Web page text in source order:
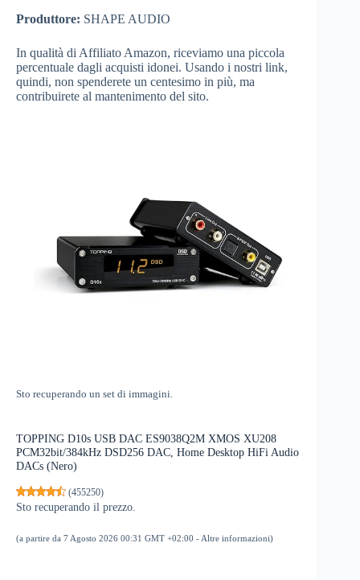
Produttore: SHAPE AUDIO
In qualità di Affiliato Amazon, riceviamo una piccola
percentuale dagli acquisti idonei. Usando i nostri link,
quindi, non spenderete un centesimo in più, ma
contribuirete al mantenimento del sito.
Sto recuperando un set di immagini.
TOPPING D10s USB DAC ES9038Q2M XMOS XU208
PCM32bit/384kHz DSD256 DAC, Home Desktop HiFi Audio
DACs (Nero)
(455250)
Sto recuperando il prezzo.
(a partire da 7 Agosto 2026 00:31 GMT +02:00 - Altre informazioni)